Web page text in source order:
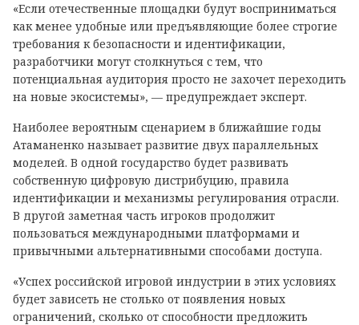
«Если отечественные площадки будут восприниматься
как менее удобные или предъявляющие более строгие
требования к безопасности и идентификации,
разработчики могут столкнуться с тем, что
потенциальная аудитория просто не захочет переходить
на новые экосистемы», — предупреждает эксперт.
Наиболее вероятным сценарием в ближайшие годы
Атаманенко называет развитие двух параллельных
моделей. В одной государство будет развивать
собственную цифровую дистрибуцию, правила
идентификации и механизмы регулирования отрасли.
В другой заметная часть игроков продолжит
пользоваться международными платформами и
привычными альтернативными способами доступа.
«Успех российской игровой индустрии в этих условиях
будет зависеть не столько от появления новых
ограничений, сколько от способности предложить